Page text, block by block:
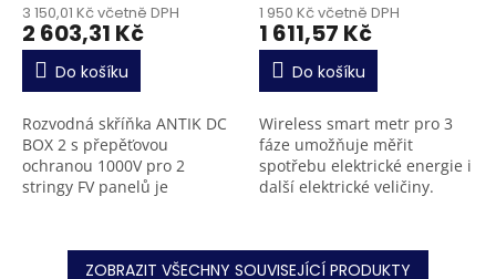
3 150,01 Kč včetně DPH
2 603,31 Kč
Do košíku
Rozvodná skříňka ANTIK DC
BOX 2 s přepěťovou
ochranou 1000V pro 2
stringy FV panelů je
instalace. Obsahuje 2...
1 950 Kč včetně DPH
1 611,57 Kč
Do košíku
Wireless smart metr pro 3
fáze umožňuje měřit
spotřebu elektrické energie i
další elektrické veličiny.
Vaší domácnosti....
ZOBRAZIT VŠECHNY SOUVISEJÍCÍ PRODUKTY